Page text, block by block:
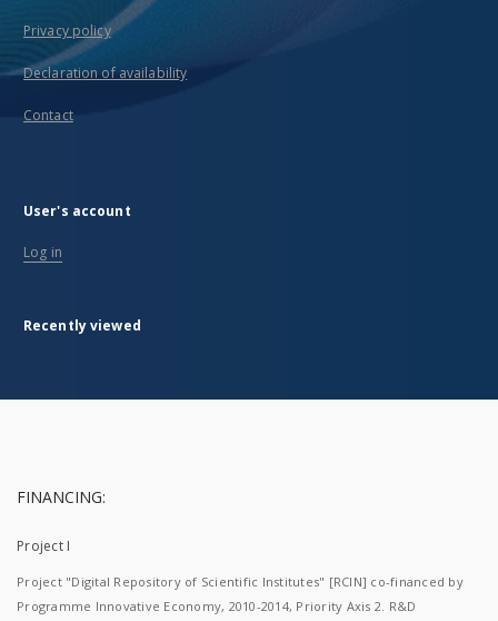
Privacy policy
Declaration of availability
Contact
User's account
Log in
Recently viewed
FINANCING:
Project I
Project "Digital Repository of Scientific Institutes" [RCIN] co-financed by
Programme Innovative Economy, 2010-2014, Priority Axis 2. R&D